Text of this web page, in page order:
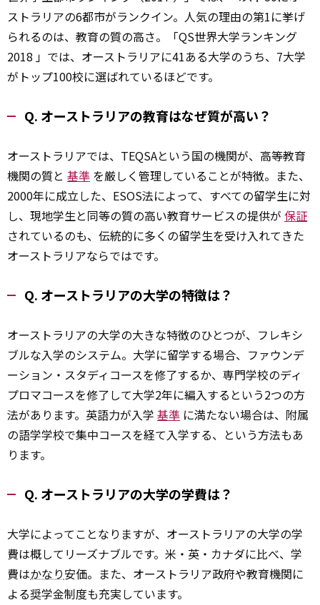
ストラリアの6都市がランクイン。人気の理由の第1に挙げ
られるのは、教育の質の高さ。「QS世界大学ランキング
2018 」では、オーストラリアに41ある大学のうち、7大学
がトップ100校に選ばれているほどです。
Q. オーストラリアの教育はなぜ質が高い？
オーストラリアでは、TEQSAという国の機関が、高等教育
機関の質と 基準 を厳しく管理していることが特徴。また、
2000年に成立した、ESOS法によって、すべての留学生に対
し、現地学生と同等の質の高い教育サービスの提供が 保証
されているのも、伝統的に多くの留学生を受け入れてきた
オーストラリアならではです。
Q. オーストラリアの大学の特徴は？
オーストラリアの大学の大きな特徴のひとつが、フレキシ
ブルな入学のシステム。大学に留学する場合、ファウンデ
ーション・スタディコースを修了するか、専門学校のディ
プロマコースを修了して大学2年に編入するという2つの方
法があります。英語力が入学 基準 に満たない場合は、附属
の語学学校で集中コースを経て入学する、という方法もあ
ります。
Q. オーストラリアの大学の学費は？
大学によってことなりますが、オーストラリアの大学の学
費は概してリーズナブルです。米・英・カナダに比べ、学
費はかなり安価。また、オーストラリア政府や教育機関に
よる奨学金制度も充実しています。